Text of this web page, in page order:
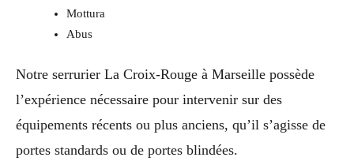
Mottura
Abus
Notre serrurier La Croix-Rouge à Marseille possède
l’expérience nécessaire pour intervenir sur des
équipements récents ou plus anciens, qu’il s’agisse de
portes standards ou de portes blindées.